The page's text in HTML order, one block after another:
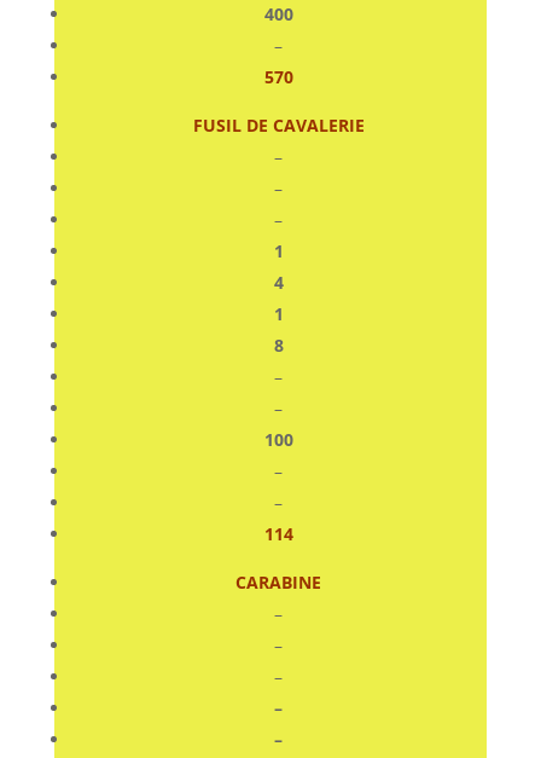
400
–
570
FUSIL DE CAVALERIE
–
–
–
1
4
1
8
–
–
100
–
–
114
CARABINE
–
–
–
–
–